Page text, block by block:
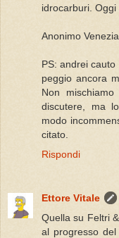
idrocarburi.
Anonimo
PS: andrei
peggio ancora
Non
discutere, ma
modo
citato.
Rispondi
Ettore Vitale
Quella su Feltri
al progresso